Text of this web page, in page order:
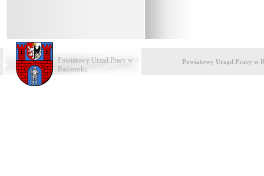
Powiatowy Urząd Pracy w
Radomsku
Powiatowy Urząd Pracy w